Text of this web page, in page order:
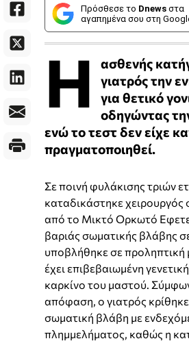
Πρόσθεσε το Dnews στα
αγαπημένα σου στη
Η
ασθενής
γιατρός την
για θετικό
οδηγώντας
ενώ το τεστ δεν είχε
πραγματοποιηθεί.
Σε ποινή φυλάκισης τριών
καταδικάστηκε χειρουργός
από το Μικτό Ορκωτό
βαριάς σωματικής βλάβης
υποβλήθηκε σε προληπτική
έχει επιβεβαιωμένη
καρκίνο του μαστού.
απόφαση, ο γιατρός
σωματική βλάβη με
πλημμελήματος, καθώς η